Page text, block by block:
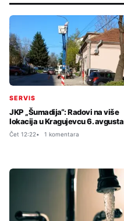
SERVIS
JKP „Šumadija“: Radovi na više
lokacija u Kragujevcu 6. avgusta
Čet 12:22 1 komentara